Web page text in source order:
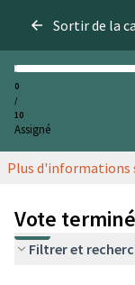
Sortir de la
0
/
10
Assigné
Plus d'informations
Vote terminé
Filtrer et